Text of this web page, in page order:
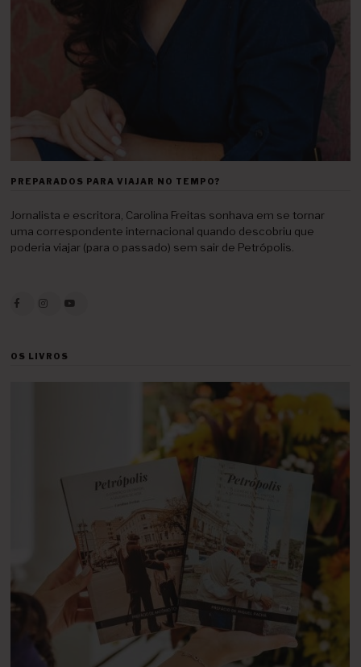
PREPARADOS PARA VIAJAR NO TEMPO?
Jornalista e escritora, Carolina Freitas sonhava em se tornar
uma correspondente internacional quando descobriu que
poderia viajar (para o passado) sem sair de Petrópolis.
OS LIVROS